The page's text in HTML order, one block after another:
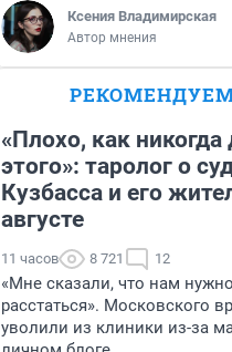
Ксения Владимирская
Автор мнения
«Плохо, как никогда
этого»: таролог о
Кузбасса и его
августе
11 часов 8 721 12
«Мне сказали, что нам нужно
расстаться». Московского
уволили из клиники из-за